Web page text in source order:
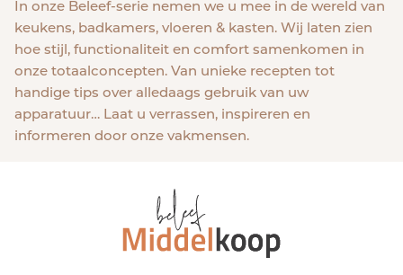
In onze Beleef-serie nemen we u mee in de wereld van
keukens, badkamers, vloeren & kasten. Wij laten zien
hoe stijl, functionaliteit en comfort samenkomen in
onze totaalconcepten. Van unieke recepten tot
handige tips over alledaags gebruik van uw
apparatuur… Laat u verrassen, inspireren en
informeren door onze vakmensen.